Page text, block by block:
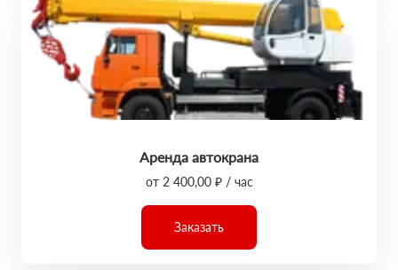
Аренда автокрана
от 2 400,00 ₽ / час
Заказать